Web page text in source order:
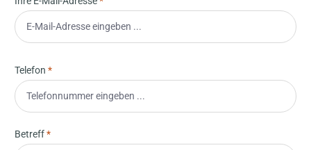
Telefon *
Betreff*